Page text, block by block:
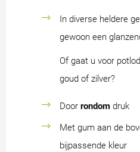
In diverse heldere
gewoon een
Of gaat u voor
goud of zilver?
Door rondom druk
Met gum aan de
bijpassende kleur